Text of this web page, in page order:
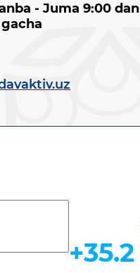
- Juma 9:00 dan
Ob-havo
+35.2